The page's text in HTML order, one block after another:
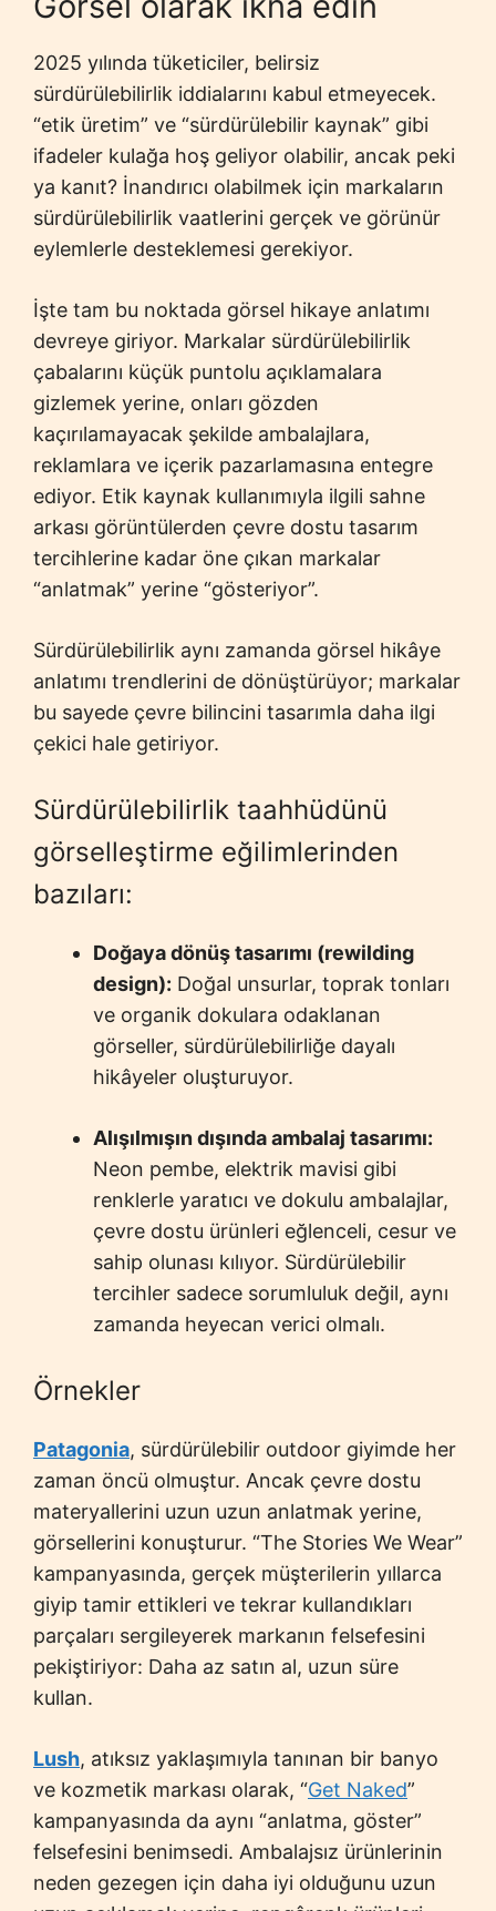
2025 yılında tüketiciler, belirsiz
sürdürülebilirlik iddialarını kabul etmeyecek.
“etik üretim” ve “sürdürülebilir kaynak” gibi
ifadeler kulağa hoş geliyor olabilir, ancak peki
ya kanıt? İnandırıcı olabilmek için markaların
sürdürülebilirlik vaatlerini gerçek ve görünür
eylemlerle desteklemesi gerekiyor.
İşte tam bu noktada görsel hikaye anlatımı
devreye giriyor. Markalar sürdürülebilirlik
çabalarını küçük puntolu açıklamalara
gizlemek yerine, onları gözden
kaçırılamayacak şekilde ambalajlara,
reklamlara ve içerik pazarlamasına entegre
ediyor. Etik kaynak kullanımıyla ilgili sahne
arkası görüntülerden çevre dostu tasarım
tercihlerine kadar öne çıkan markalar
“anlatmak” yerine “gösteriyor”.
Sürdürülebilirlik aynı zamanda görsel hikâye
anlatımı trendlerini de dönüştürüyor; markalar
bu sayede çevre bilincini tasarımla daha ilgi
çekici hale getiriyor.
Sürdürülebilirlik taahhüdünü
görselleştirme eğilimlerinden
bazıları:
Doğaya dönüş tasarımı (rewilding
design): Doğal unsurlar, toprak tonları
ve organik dokulara odaklanan
görseller, sürdürülebilirliğe dayalı
hikâyeler oluşturuyor.
Alışılmışın dışında ambalaj tasarımı:
Neon pembe, elektrik mavisi gibi
renklerle yaratıcı ve dokulu ambalajlar,
çevre dostu ürünleri eğlenceli, cesur ve
sahip olunası kılıyor. Sürdürülebilir
tercihler sadece sorumluluk değil, aynı
zamanda heyecan verici olmalı.
Örnekler
Patagonia, sürdürülebilir outdoor giyimde her
zaman öncü olmuştur. Ancak çevre dostu
materyallerini uzun uzun anlatmak yerine,
görsellerini konuşturur. “The Stories We Wear”
kampanyasında, gerçek müşterilerin yıllarca
giyip tamir ettikleri ve tekrar kullandıkları
parçaları sergileyerek markanın felsefesini
pekiştiriyor: Daha az satın al, uzun süre
kullan.
Lush, atıksız yaklaşımıyla tanınan bir banyo
ve kozmetik markası olarak, “Get Naked”
kampanyasında da aynı “anlatma, göster”
felsefesini benimsedi. Ambalajsız ürünlerinin
neden gezegen için daha iyi olduğunu uzun